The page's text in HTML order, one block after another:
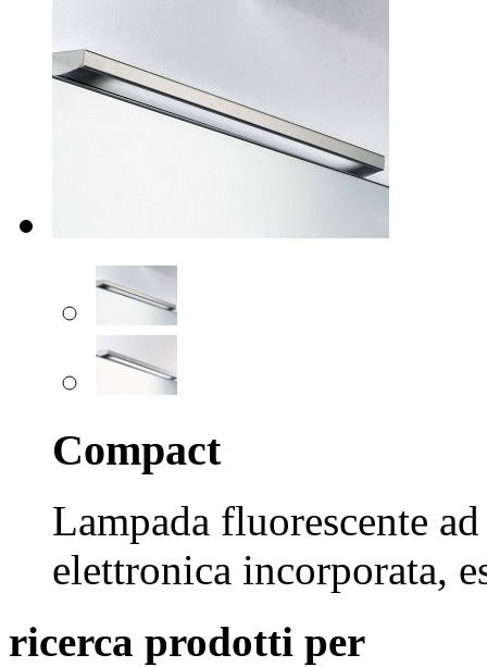
Compact
Lampada fluorescente
elettronica incorporata,
ricerca prodotti per